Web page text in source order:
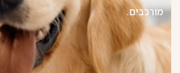
מורכבים.